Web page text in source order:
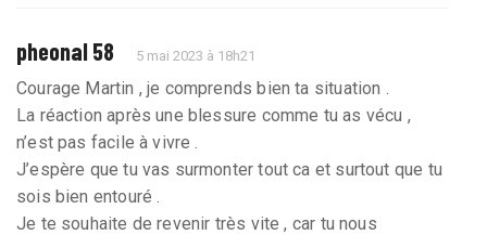
pheonal 58 5 mai 2023 à 18h21
Courage Martin , je comprends bien ta situation .
La réaction après une blessure comme tu as vécu ,
n’est pas facile à vivre .
J’espère que tu vas surmonter tout ca et surtout que tu
sois bien entouré .
Je te souhaite de revenir très vite , car tu nous